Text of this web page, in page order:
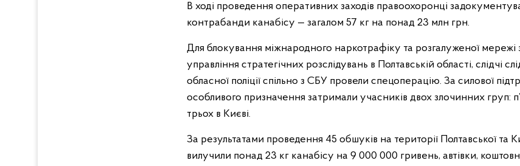
В ході проведення оперативних заходів правоохоронці
контрабанди канабісу — загалом 57 кг на понад 23 млн грн.
Для блокування міжнародного наркотрафіку та розгалуженої
управління стратегічних розслідувань в Полтавській області, слідчі
обласної поліції спільно з СБУ провели спецоперацію. За силової
особливого призначення затримали учасників двох злочинних груп:
трьох в Києві.
За результатами проведення 45 обшуків на території Полтавської та
вилучили понад 23 кг канабісу на 9 000 000 гривень, автівки,